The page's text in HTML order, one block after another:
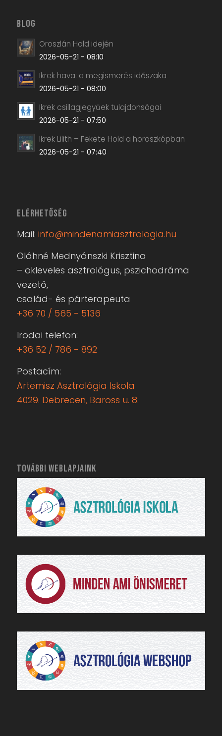
BLOG
Oroszlán Hold idején
2026-05-21 - 08:10
Ikrek hava: a megismerés időszaka
2026-05-21 - 08:00
Ikrek csillagjegyűek tulajdonságai
2026-05-21 - 07:50
Ikrek Lilith – Fekete Hold a horoszkópban
2026-05-21 - 07:40
ELÉRHETŐSÉG
Mail: info@mindenamiasztrologia.hu
Oláhné Mednyánszki Krisztina
– okleveles asztrológus, pszichodráma
vezető,
család- és párterapeuta
+36 70 / 565 - 5136
Irodai telefon:
+36 52 / 786 - 892
Postacím:
Artemisz Asztrológia Iskola
4029. Debrecen, Baross u. 8.
TOVÁBBI WEBLAPJAINK